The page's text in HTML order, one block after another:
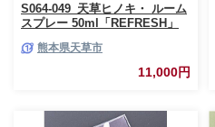
S064-049_天草ヒノキ・ ルーム
スプレー 50ml「REFRESH」
熊本県天草市
11,000円